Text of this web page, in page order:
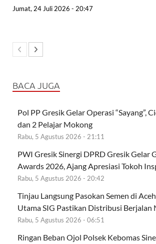
Jumat, 24 Juli 2026 - 20:47
BACA JUGA
Pol PP Gresik Gelar Operasi “Sayang”,
dan 2 Pelajar Mokong
Rabu, 5 Agustus 2026 - 21:11
PWI Gresik Sinergi DPRD Gresik Gelar
Awards 2026, Ajang Apresiasi Tokoh
Rabu, 5 Agustus 2026 - 20:42
Tinjau Langsung Pasokan Semen di
Utama SIG Pastikan Distribusi Berjalan
Rabu, 5 Agustus 2026 - 06:51
Ringan Beban Ojol Polsek Kebomas